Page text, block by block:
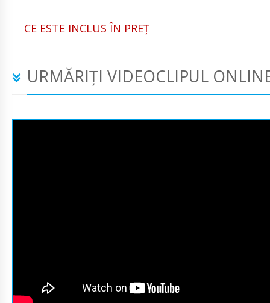
CE ESTE INCLUS ÎN PREŢ
URMĂRIȚI VIDEOCLIPUL